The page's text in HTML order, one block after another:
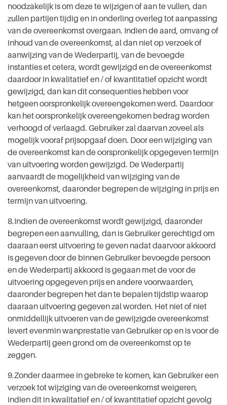
noodzakelijk is om deze te wijzigen of aan te vullen, dan
zullen partijen tijdig en in onderling overleg tot aanpassing
van de overeenkomst overgaan. Indien de aard, omvang of
inhoud van de overeenkomst, al dan niet op verzoek of
aanwijzing van de Wederpartij, van de bevoegde
instanties et cetera, wordt gewijzigd en de overeenkomst
daardoor in kwalitatief en / of kwantitatief opzicht wordt
gewijzigd, dan kan dit consequenties hebben voor
hetgeen oorspronkelijk overeengekomen werd. Daardoor
kan het oorspronkelijk overeengekomen bedrag worden
verhoogd of verlaagd. Gebruiker zal daarvan zoveel als
mogelijk vooraf prijsopgaaf doen. Door een wijziging van
de overeenkomst kan de oorspronkelijk opgegeven termijn
van uitvoering worden gewijzigd. De Wederpartij
aanvaardt de mogelijkheid van wijziging van de
overeenkomst, daaronder begrepen de wijziging in prijs en
termijn van uitvoering.
8.Indien de overeenkomst wordt gewijzigd, daaronder
begrepen een aanvulling, dan is Gebruiker gerechtigd om
daaraan eerst uitvoering te geven nadat daarvoor akkoord
is gegeven door de binnen Gebruiker bevoegde persoon
en de Wederpartij akkoord is gegaan met de voor de
uitvoering opgegeven prijs en andere voorwaarden,
daaronder begrepen het dan te bepalen tijdstip waarop
daaraan uitvoering gegeven zal worden. Het niet of niet
onmiddellijk uitvoeren van de gewijzigde overeenkomst
levert evenmin wanprestatie van Gebruiker op en is voor de
Wederpartij geen grond om de overeenkomst op te
zeggen.
9.Zonder daarmee in gebreke te komen, kan Gebruiker een
verzoek tot wijziging van de overeenkomst weigeren,
indien dit in kwalitatief en / of kwantitatief opzicht gevolg